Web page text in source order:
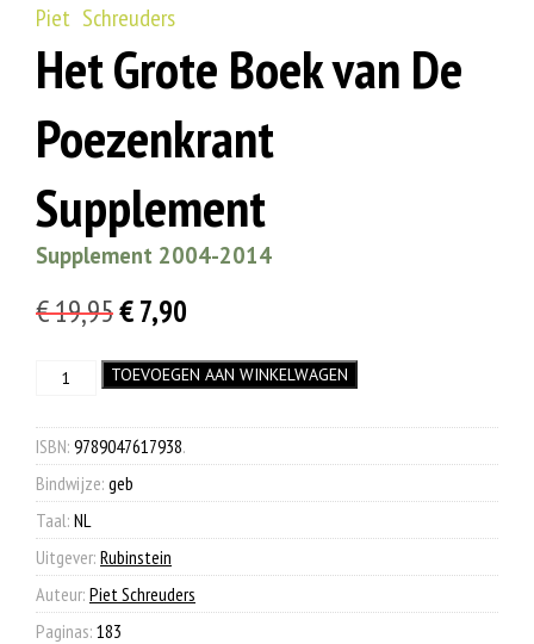
Piet Schreuders
Het Grote Boek van De
Poezenkrant
Supplement
Supplement 2004-2014
€19,95Oorspronkelijke
was:
€ 19,95.
€7,90
is:
€ 7,90.
van
De
Poezenkrant
Supplement
aantal
TOEVOEGEN AAN WINKELWAGEN
ISBN: 9789047617938.
Bindwijze: geb
Taal: NL
Uitgever: Rubinstein
Auteur: Piet Schreuders
Paginas: 183